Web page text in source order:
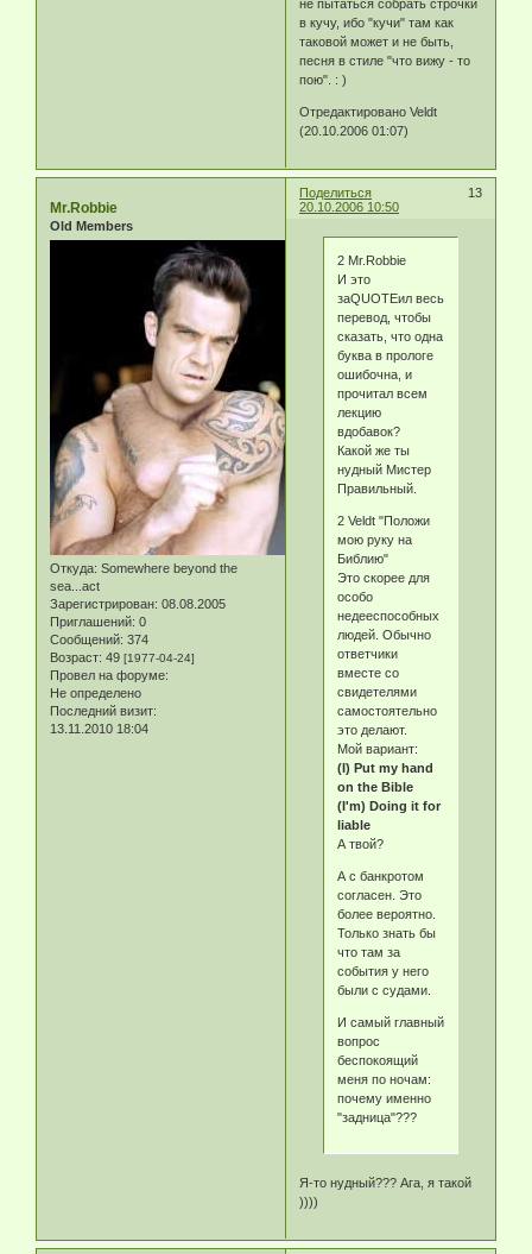
не пытаться собрать строчки
в кучу, ибо "кучи" там как
таковой может и не быть,
песня в стиле "что вижу - то
пою". : )
Отредактировано Veldt
(20.10.2006 01:07)
Поделиться
13
20.10.2006 10:50
Mr.Robbie
Old Members
Откуда: Somewhere beyond the
sea...act
Зарегистрирован: 08.08.2005
Приглашений: 0
Сообщений: 374
Возраст: 49 [1977-04-24]
Провел на форуме:
Не определено
Последний визит:
13.11.2010 18:04
2 Mr.Robbie
И это
заQUOTEил весь
перевод, чтобы
сказать, что одна
буква в прологе
ошибочна, и
прочитал всем
лекцию
вдобавок?
Какой же ты
нудный Мистер
Правильный.
2 Veldt "Положи
мою руку на
Библию"
Это скорее для
особо
недееспособных
людей. Обычно
ответчики
вместе со
свидетелями
самостоятельно
это делают.
Мой вариант:
(I) Put my hand
on the Bible
(I'm) Doing it for
liable
А твой?
А с банкротом
согласен. Это
более вероятно.
Только знать бы
что там за
события у него
были с судами.
И самый главный
вопрос
беспокоящий
меня по ночам:
почему именно
"задница"???
Я-то нудный??? Ага, я такой
))))